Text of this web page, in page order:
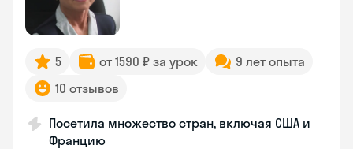
5 от 1590 ₽ за урок
9 лет опыта
10 отзывов
Посетила множество стран, включая США и
Францию